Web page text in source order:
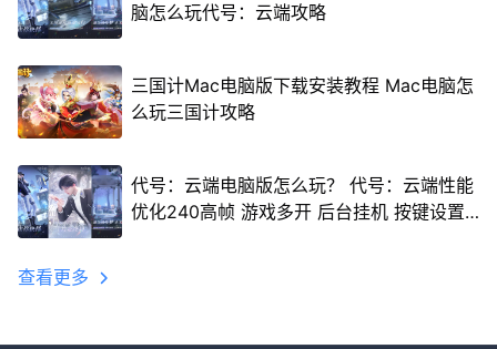
脑怎么玩代号：云端攻略
三国计Mac电脑版下载安装教程 Mac电脑怎
么玩三国计攻略
代号：云端电脑版怎么玩？ 代号：云端性能
优化240高帧 游戏多开 后台挂机 按键设置
查看更多